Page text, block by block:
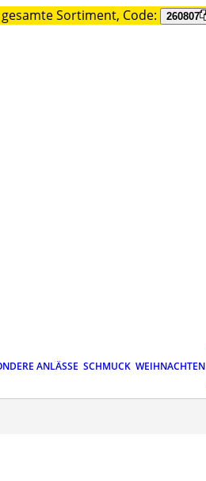
Sortiment, Code: 260807
ANLÄSSE SCHMUCK WEIHNACHTEN